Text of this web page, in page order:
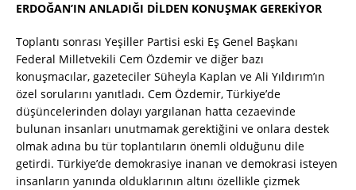
ERDOĞAN’IN ANLADIĞI DİLDEN KONUŞMAK GEREKİYOR
Toplantı sonrası Yeşiller Partisi eski Eş Genel Başkanı
Federal Milletvekili Cem Özdemir ve diğer bazı
konuşmacılar, gazeteciler Süheyla Kaplan ve Ali Yıldırım’ın
özel sorularını yanıtladı. Cem Özdemir, Türkiye’de
düşüncelerinden dolayı yargılanan hatta cezaevinde
bulunan insanları unutmamak gerektiğini ve onlara destek
olmak adına bu tür toplantıların önemli olduğunu dile
getirdi. Türkiye’de demokrasiye inanan ve demokrasi isteyen
insanların yanında olduklarının altını özellikle çizmek